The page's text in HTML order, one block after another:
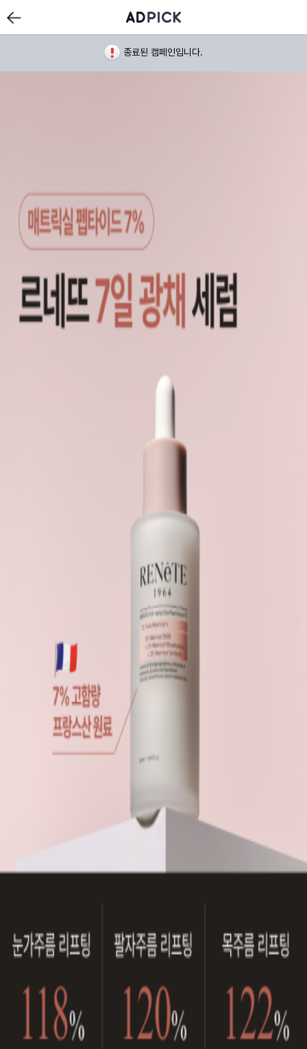
종료된 캠페인입니다.